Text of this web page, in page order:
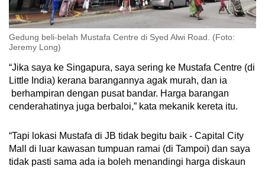
Gedung beli-belah Mustafa Centre di Syed Alwi Road. (Foto:
Jeremy Long)
“Jika saya ke Singapura, saya sering ke Mustafa Centre (di
Little India) kerana barangannya agak murah, dan ia
berhampiran dengan pusat bandar. Harga barangan
cenderahatinya juga berbaloi,” kata mekanik kereta itu.
“Tapi lokasi Mustafa di JB tidak begitu baik - Capital City
Mall di luar kawasan tumpuan ramai (di Tampoi) dan saya
tidak pasti sama ada ia boleh menandingi harga diskaun